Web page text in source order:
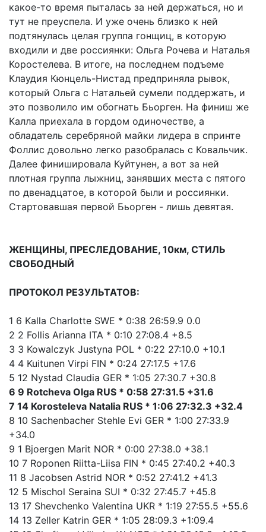
какое-то время пыталась за ней держаться, но и
тут не преуспела. И уже очень близко к ней
подтянулась целая группа гонщиц, в которую
входили и две россиянки: Ольга Рочева и Наталья
Коростелева. В итоге, на последнем подъеме
Клаудия Кюнцель-Нистад предприняла рывок,
который Ольга с Натальей сумели поддержать, и
это позволило им обогнать Бьорген. На финиш же
Калла приехала в гордом одиночестве, а
обладатель серебряной майки лидера в спринте
Фоллис довольно легко разобралась с Ковальчик.
Далее финишировала Куйтунен, а вот за ней
плотная группа лыжниц, занявших места с пятого
по двенадцатое, в которой были и россиянки.
Стартовавшая первой Бьорген - лишь девятая.
ЖЕНЩИНЫ, ПРЕСЛЕДОВАНИЕ, 10км, СТИЛЬ
СВОБОДНЫЙ
ПРОТОКОЛ РЕЗУЛЬТАТОВ:
1 6 Kalla Charlotte SWE * 0:38 26:59.9 0.0
2 2 Follis Arianna ITA * 0:10 27:08.4 +8.5
3 3 Kowalczyk Justyna POL * 0:22 27:10.0 +10.1
4 4 Kuitunen Virpi FIN * 0:24 27:17.5 +17.6
5 12 Nystad Claudia GER * 1:05 27:30.7 +30.8
6 9 Rotcheva Olga RUS * 0:58 27:31.5 +31.6
7 14 Korosteleva Natalia RUS * 1:06 27:32.3 +32.4
8 10 Sachenbacher Stehle Evi GER * 1:00 27:33.9
+34.0
9 1 Bjoergen Marit NOR * 0:00 27:38.0 +38.1
10 7 Roponen Riitta-Liisa FIN * 0:45 27:40.2 +40.3
11 8 Jacobsen Astrid NOR * 0:52 27:41.2 +41.3
12 5 Mischol Seraina SUI * 0:32 27:45.7 +45.8
13 17 Shevchenko Valentina UKR * 1:19 27:55.5 +55.6
14 13 Zeller Katrin GER * 1:05 28:09.3 +1:09.4